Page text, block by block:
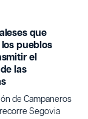
que
pueblos
el
las
de Campaneros
Segovia